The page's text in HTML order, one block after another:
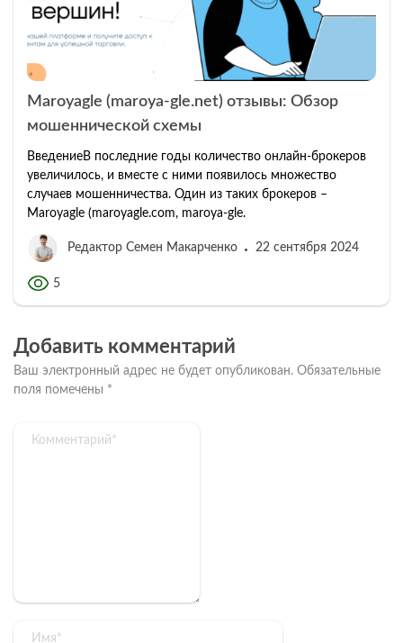
Maroyagle (maroya-gle.net) отзывы: Обзор
мошеннической схемы
ВведениеВ последние годы количество онлайн-брокеров
увеличилось, и вместе с ними появилось множество
случаев мошенничества. Один из таких брокеров –
Maroyagle (maroyagle.com, maroya-gle.
Редактор Семен Макарченко 22 сентября 2024
5
Добавить комментарий
Ваш электронный адрес не будет опубликован. Обязательные
поля помечены *